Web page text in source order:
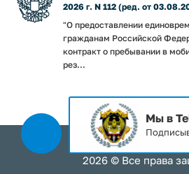
2026 г. N 112 (ред. от
"О предоставлении
гражданам Российской
контракт о пребывании в
рез...
2026 © Все права
Мы в